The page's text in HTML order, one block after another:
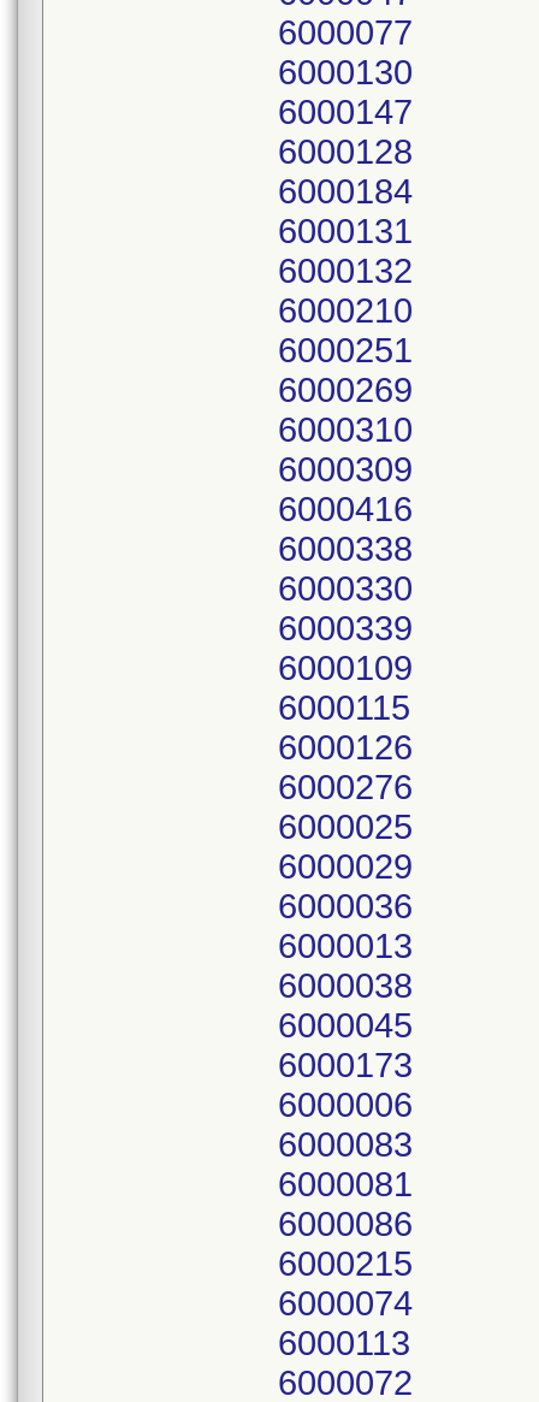
6000077
6000130
6000147
6000128
6000184
6000131
6000132
6000210
6000251
6000269
6000310
6000309
6000416
6000338
6000330
6000339
6000109
6000115
6000126
6000276
6000025
6000029
6000036
6000013
6000038
6000045
6000173
6000006
6000083
6000081
6000086
6000215
6000074
6000113
6000072